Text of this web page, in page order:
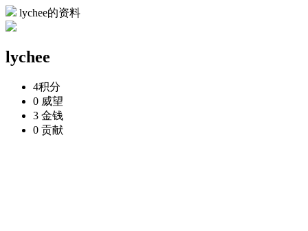
lychee的资料
lychee
4积分
0 威望
3 金钱
0 贡献